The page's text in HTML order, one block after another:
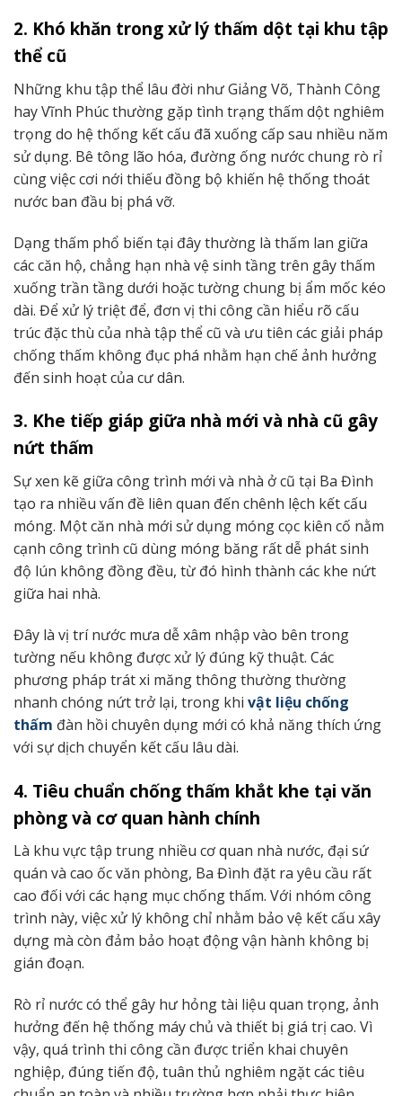
2. Khó khăn trong xử lý thấm dột tại khu tập
thể cũ
Những khu tập thể lâu đời như Giảng Võ, Thành Công
hay Vĩnh Phúc thường gặp tình trạng thấm dột nghiêm
trọng do hệ thống kết cấu đã xuống cấp sau nhiều năm
sử dụng. Bê tông lão hóa, đường ống nước chung rò rỉ
cùng việc cơi nới thiếu đồng bộ khiến hệ thống thoát
nước ban đầu bị phá vỡ.
Dạng thấm phổ biến tại đây thường là thấm lan giữa
các căn hộ, chẳng hạn nhà vệ sinh tầng trên gây thấm
xuống trần tầng dưới hoặc tường chung bị ẩm mốc kéo
dài. Để xử lý triệt để, đơn vị thi công cần hiểu rõ cấu
trúc đặc thù của nhà tập thể cũ và ưu tiên các giải pháp
chống thấm không đục phá nhằm hạn chế ảnh hưởng
đến sinh hoạt của cư dân.
3. Khe tiếp giáp giữa nhà mới và nhà cũ gây
nứt thấm
Sự xen kẽ giữa công trình mới và nhà ở cũ tại Ba Đình
tạo ra nhiều vấn đề liên quan đến chênh lệch kết cấu
móng. Một căn nhà mới sử dụng móng cọc kiên cố nằm
cạnh công trình cũ dùng móng băng rất dễ phát sinh
độ lún không đồng đều, từ đó hình thành các khe nứt
giữa hai nhà.
Đây là vị trí nước mưa dễ xâm nhập vào bên trong
tường nếu không được xử lý đúng kỹ thuật. Các
phương pháp trát xi măng thông thường thường
nhanh chóng nứt trở lại, trong khi vật liệu chống
thấm đàn hồi chuyên dụng mới có khả năng thích ứng
với sự dịch chuyển kết cấu lâu dài.
4. Tiêu chuẩn chống thấm khắt khe tại văn
phòng và cơ quan hành chính
Là khu vực tập trung nhiều cơ quan nhà nước, đại sứ
quán và cao ốc văn phòng, Ba Đình đặt ra yêu cầu rất
cao đối với các hạng mục chống thấm. Với nhóm công
trình này, việc xử lý không chỉ nhằm bảo vệ kết cấu xây
dựng mà còn đảm bảo hoạt động vận hành không bị
gián đoạn.
Rò rỉ nước có thể gây hư hỏng tài liệu quan trọng, ảnh
hưởng đến hệ thống máy chủ và thiết bị giá trị cao. Vì
vậy, quá trình thi công cần được triển khai chuyên
nghiệp, đúng tiến độ, tuân thủ nghiêm ngặt các tiêu